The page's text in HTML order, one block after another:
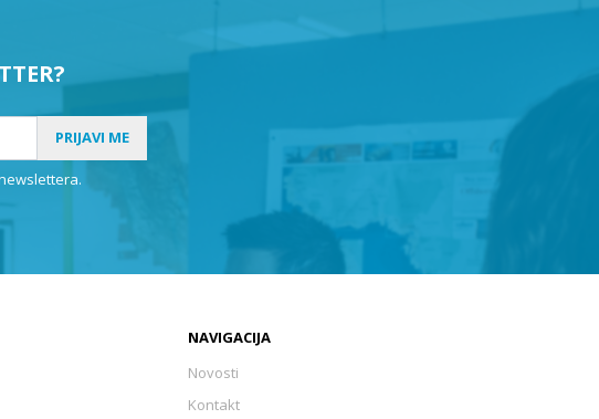
PRIJAVI ME
NAVIGACIJA
Novosti
Kontakt